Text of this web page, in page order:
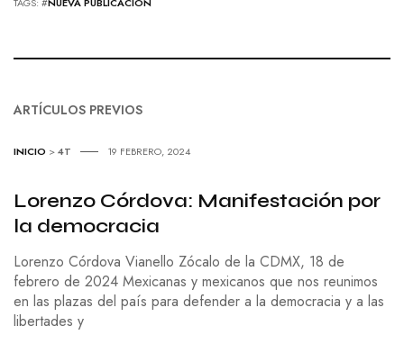
ARTÍCULOS PREVIOS
INICIO >4T 19 FEBRERO, 2024
Lorenzo Córdova: Manifestación por
la democracia
Lorenzo Córdova Vianello Zócalo de la CDMX, 18 de
febrero de 2024 Mexicanas y mexicanos que nos reunimos
en las plazas del país para defender a la democracia y a las
libertades y